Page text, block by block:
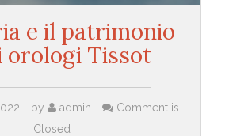
e il patrimonio
orologi Tissot
by admin
Comment is
Closed